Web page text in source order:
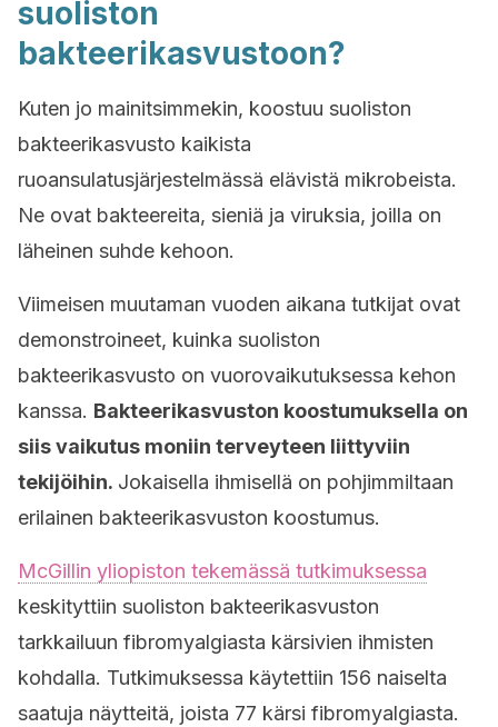
suoliston
bakteerikasvustoon?
Kuten jo mainitsimmekin, koostuu suoliston
bakteerikasvusto kaikista
ruoansulatusjärjestelmässä elävistä mikrobeista.
Ne ovat bakteereita, sieniä ja viruksia, joilla on
läheinen suhde kehoon.
Viimeisen muutaman vuoden aikana tutkijat ovat
demonstroineet, kuinka suoliston
bakteerikasvusto on vuorovaikutuksessa kehon
kanssa. Bakteerikasvuston koostumuksella on
siis vaikutus moniin terveyteen liittyviin
tekijöihin. Jokaisella ihmisellä on pohjimmiltaan
erilainen bakteerikasvuston koostumus.
McGillin yliopiston tekemässä tutkimuksessa
keskityttiin suoliston bakteerikasvuston
tarkkailuun fibromyalgiasta kärsivien ihmisten
kohdalla. Tutkimuksessa käytettiin 156 naiselta
saatuja näytteitä, joista 77 kärsi fibromyalgiasta.